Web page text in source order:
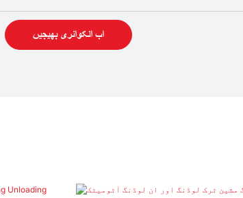
اب انکوائری بھیجیں